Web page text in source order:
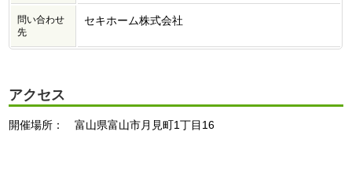
問い合わせ
先
セキホーム株式会社
アクセス
開催場所： 富山県富山市月見町1丁目16